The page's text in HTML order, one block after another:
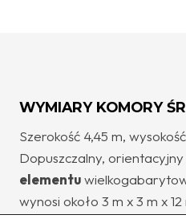
WYMIARY KOMORY
Szerokość 4,45 m,
Dopuszczalny,
elementu
wynosi około 3 m x 3 m x 12